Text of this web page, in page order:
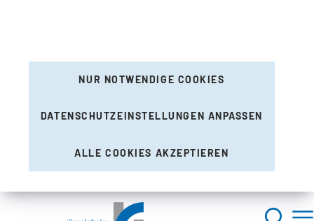
NUR NOTWENDIGE COOKIES
DATENSCHUTZEINSTELLUNGEN ANPASSEN
ALLE COOKIES AKZEPTIEREN